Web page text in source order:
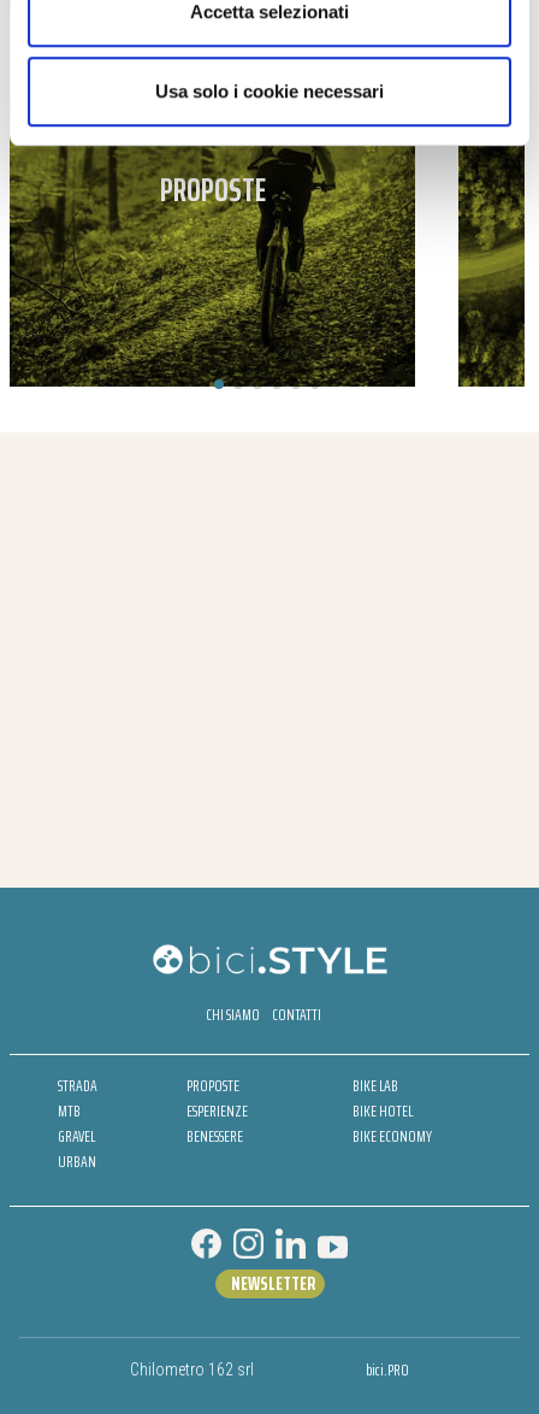
Accetta selezionati
Usa solo i cookie necessari
PROPOSTE
CHI SIAMO CONTATTI
STRADA
MTB
GRAVEL
URBAN
PROPOSTE
ESPERIENZE
BENESSERE
BIKE LAB
BIKE HOTEL
BIKE ECONOMY
Chilometro 162 srl bici.PRO
NEWSLETTER